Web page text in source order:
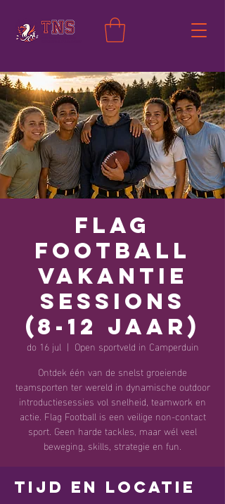
Flag
Football
Vakantie
Sessions
(8-12 jaar)
do 16 jul
  |
Open sportveld in Camperduin
Ontdek één van de snelst groeiende
teamsporten ter wereld in dynamische outdoor
introductiesessies vol snelheid, teamwork en
actie. Flag Football is een veilige non-contact
sport. Geen harde tackles, maar wél veel
beweging, skills, strategie en fun.
Tijd en locatie